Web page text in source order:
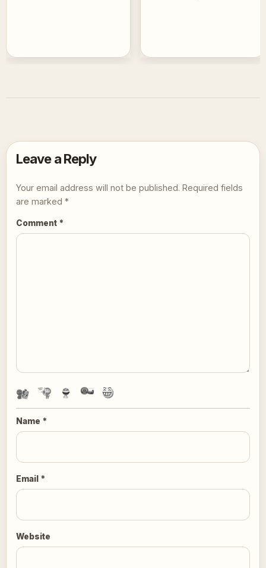
Leave a Reply
Your email address will not be published. Required fields
are marked *
Comment *
Name *
Email *
Website